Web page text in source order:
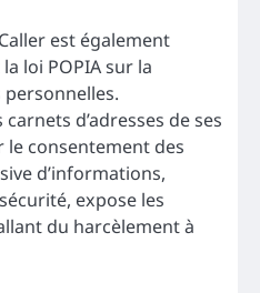
est également
loi POPIA sur la
d’adresses de ses
consentement des
d’informations,
expose les
du harcèlement à